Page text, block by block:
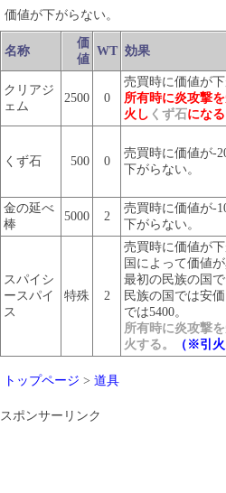
価値が下がらない。
名称
価
値
WT 効果
クリアジ
ェム
2500 0
売買時に価値が下
所有時に炎攻撃を
火し くず石になる
くず石 500 0
売買時に価値が-
下がらない。
金の延べ
棒
5000 2
売買時に価値が-
下がらない。
スパイシ
ースパイ
ス
特殊 2
売買時に価値が下
国によって価値が
最初の民族の国
民族の国では安
では5400。
所有時に炎攻撃を
火する。
（※引火
トップページ > 道具
スポンサーリンク